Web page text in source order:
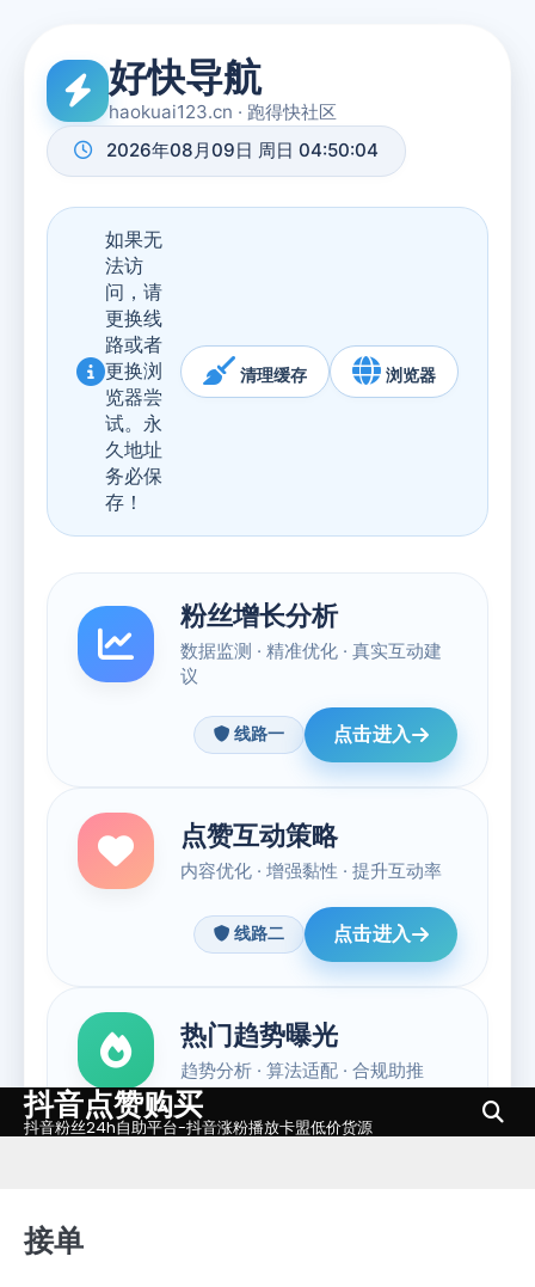
Skip抖音点赞购买
抖音粉丝24h自助平台-抖音涨粉播放卡盟低价货源
接单